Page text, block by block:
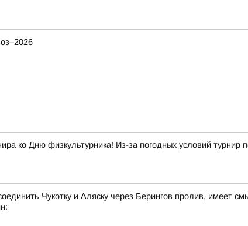
Дню физкультурника! Из-за погодных условий турнир
Чукотку и Аляску через Берингов пролив, имеет